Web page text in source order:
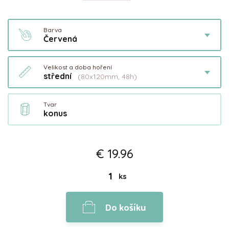
Barva
Červená
Velikost a doba hoření
střední (80x120mm, 48h)
Tvar
konus
€ 19.96
ks
Do košíku